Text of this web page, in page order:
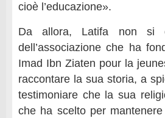
cioè l’educazione».
Da allora, Latifa non si
dell’associazione che ha
Imad Ibn Ziaten pour la
raccontare la sua storia, a
testimoniare che la sua
che ha scelto per